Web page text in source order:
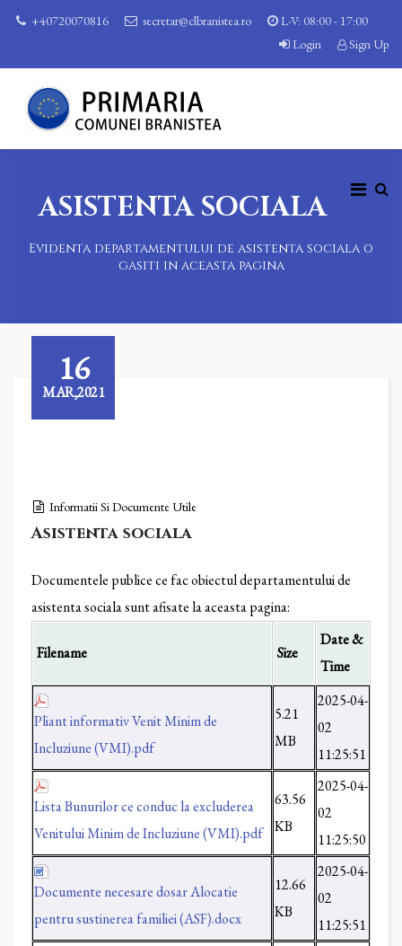
+40720070816 secretar@clbranistea.ro
L-V: 08:00 - 17:00
Login
Sign Up
ASISTENTA SOCIALA
Evidenta departamentului de asistenta sociala o
gasiti in aceasta pagina
16
MAR,2021
Informatii Si Documente Utile
Asistenta sociala
Documentele publice ce fac obiectul departamentului de
asistenta sociala sunt afisate la aceasta pagina:
Filename Size
Date &
Time
Pliant informativ Venit Minim de
Incluziune (VMI).pdf
5.21
MB
2025-04-
02
11:25:51
Lista Bunurilor ce conduc la excluderea
Venitului Minim de Incluziune (VMI).pdf
63.56
KB
2025-04-
02
11:25:50
Documente necesare dosar Alocatie
pentru sustinerea familiei (ASF).docx
12.66
KB
2025-04-
02
11:25:51